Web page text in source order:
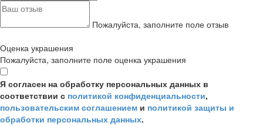
Пожалуйста, заполните поле отзыв
Оценка украшения
Пожалуйста, заполните поле оценка украшения
Я согласен на обработку персональных данных в
соответствии с политикой конфиденциальности,
пользовательским соглашением и политикой защиты и
обработки персональных данных.